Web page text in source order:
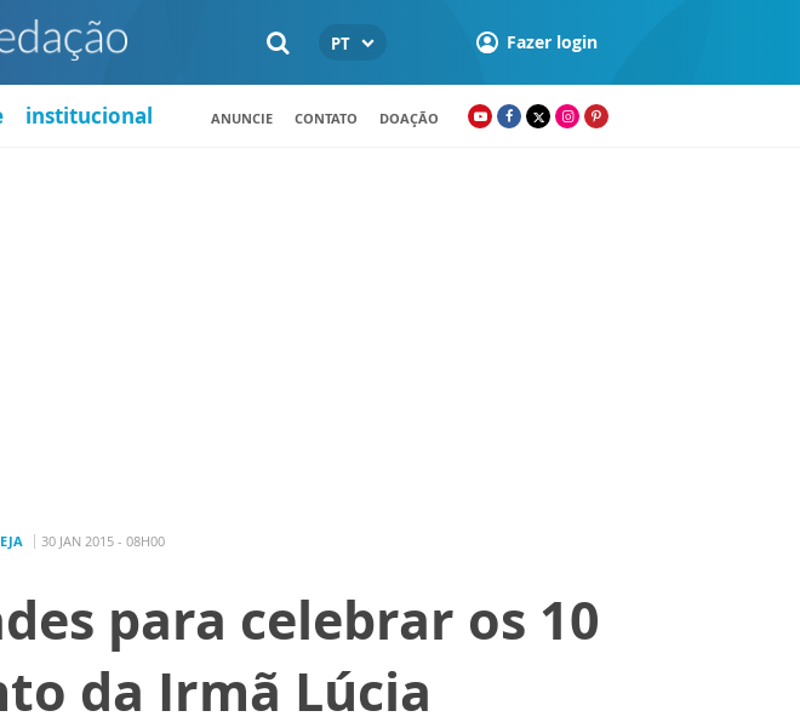
PT Fazer login
institucional ANUNCIE CONTATO DOAÇÃO
30 JAN 2015 - 08H00
para celebrar os 10
da Irmã Lúcia